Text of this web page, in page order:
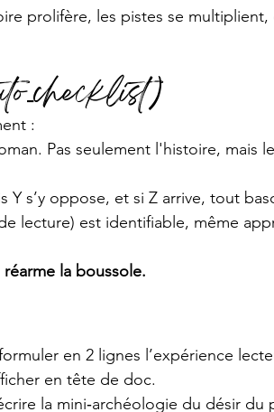
prolifère, les pistes se multiplient,
:
Pas seulement l'histoire, mais
Y s’y oppose, et si Z arrive, tout
lecture) est identifiable, même
la boussole.
en 2 lignes l’expérience
en tête de doc.
la mini‑archéologie du désir du